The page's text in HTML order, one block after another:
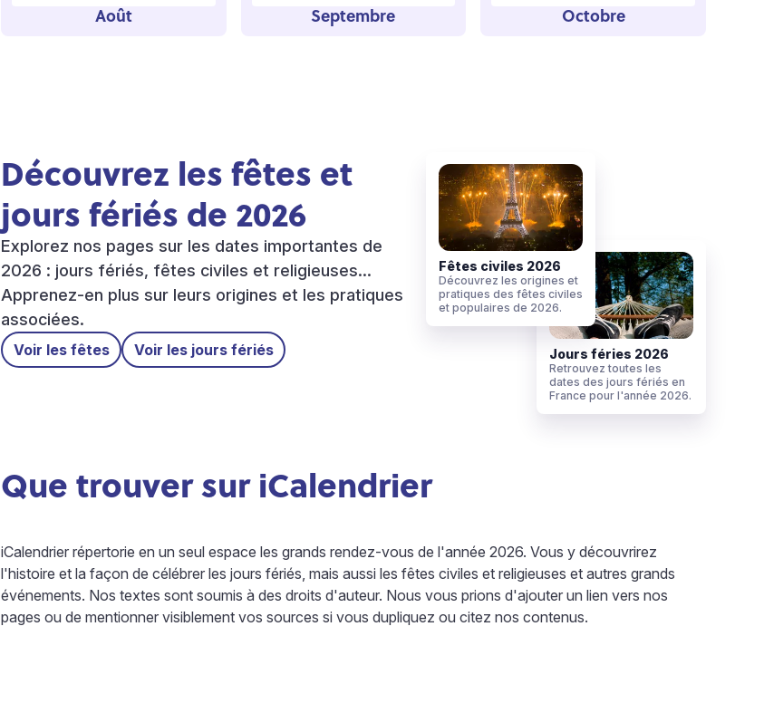
Août Septembre Octobre
Découvrez les fêtes et
jours fériés de 2026
Explorez nos pages sur les dates importantes de
2026 : jours fériés, fêtes civiles et religieuses…
Apprenez-en plus sur leurs origines et les pratiques
associées.
Voir les fêtes Voir les jours fériés
Fêtes civiles 2026
Découvrez les origines et
pratiques des fêtes civiles
et populaires de 2026.
Jours féries 2026
Retrouvez toutes les
dates des jours fériés en
France pour l'année 2026.
Que trouver sur iCalendrier
iCalendrier répertorie en un seul espace les grands rendez-vous de l'année 2026. Vous y découvrirez
l'histoire et la façon de célébrer les jours fériés, mais aussi les fêtes civiles et religieuses et autres grands
événements. Nos textes sont soumis à des droits d'auteur. Nous vous prions d'ajouter un lien vers nos
pages ou de mentionner visiblement vos sources si vous dupliquez ou citez nos contenus.